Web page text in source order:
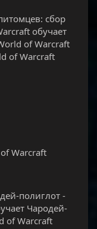
сбор
обучает
of Warcraft
of Warcraft
Warcraft
полиглот -
Чародей-
of Warcraft